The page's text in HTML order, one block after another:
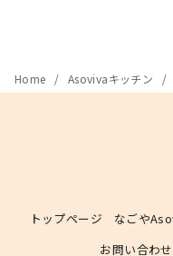
Home Asovivaキッチン
トップページ なごや
お問い合わせ